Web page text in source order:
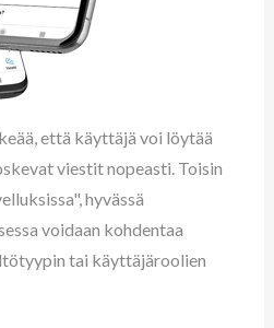
että käyttäjä voi löytää
viestit nopeasti. Toisin
hyvässä
voidaan kohdentaa
tai käyttäjäroolien